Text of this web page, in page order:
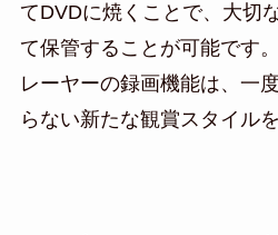
てDVDに焼くことで、大切
て保管することが可能です
レーヤーの録画機能は、一
らない新たな観賞スタイル